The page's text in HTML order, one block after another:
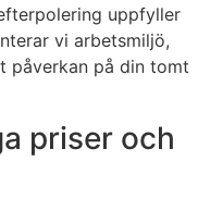
uppfyller
vi arbetsmiljö,
påverkan på din tomt
priser och